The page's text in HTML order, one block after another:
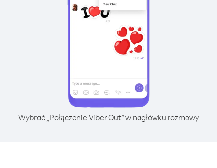
Wybrać „Połączenie Viber Out” w nagłówku rozmowy